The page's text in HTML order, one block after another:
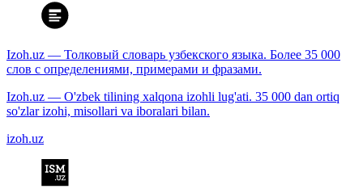
Izoh.uz — Толковый словарь узбекского языка. Более 35 000
слов с определениями, примерами и фразами.
Izoh.uz — O'zbek tilining xalqona izohli lug'ati. 35 000 dan ortiq
so'zlar izohi, misollari va iboralari bilan.
izoh.uz